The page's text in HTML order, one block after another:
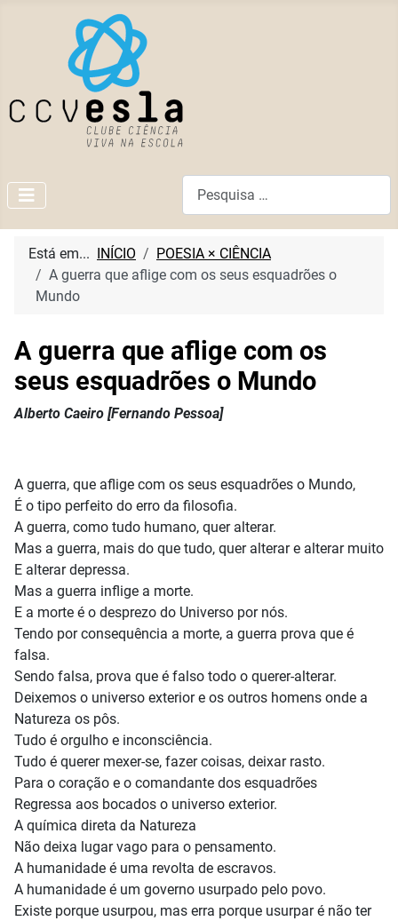
Está em... INÍCIO
POESIA × CIÊNCIA
A guerra que aflige com os seus esquadrões o
Mundo
A guerra que aflige com os
seus esquadrões o Mundo
Alberto Caeiro [Fernando Pessoa]
A guerra, que aflige com os seus esquadrões o Mundo,
É o tipo perfeito do erro da filosofia.
A guerra, como tudo humano, quer alterar.
Mas a guerra, mais do que tudo, quer alterar e alterar muito
E alterar depressa.
Mas a guerra inflige a morte.
E a morte é o desprezo do Universo por nós.
Tendo por consequência a morte, a guerra prova que é
falsa.
Sendo falsa, prova que é falso todo o querer-alterar.
Deixemos o universo exterior e os outros homens onde a
Natureza os pôs.
Tudo é orgulho e inconsciência.
Tudo é querer mexer-se, fazer coisas, deixar rasto.
Para o coração e o comandante dos esquadrões
Regressa aos bocados o universo exterior.
A química direta da Natureza
Não deixa lugar vago para o pensamento.
A humanidade é uma revolta de escravos.
A humanidade é um governo usurpado pelo povo.
Existe porque usurpou, mas erra porque usurpar é não ter